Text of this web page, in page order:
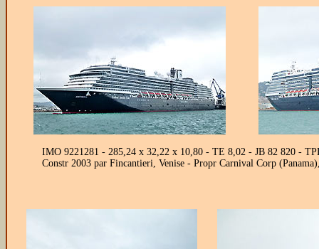
IMO 9221281 - 285,24 x 32,22 x 10,80 - TE 8,02 - JB 82 820 -
Constr 2003 par Fincantieri, Venise - Propr Carnival Corp